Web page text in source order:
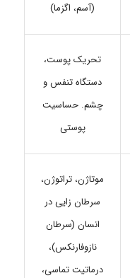
(آسم، اگزما)
تحریک پوست،
دستگاه تنفس و
چشم. حساسیت
پوستی
موتاژن، تراتوژن،
سرطان زایی در
انسان (سرطان
نازوفارنکس)،
درماتیت تماسی،